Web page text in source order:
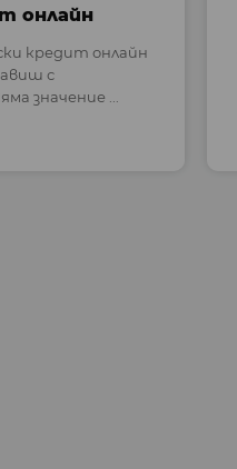
онлайн
кредит онлайн
с
значение ...